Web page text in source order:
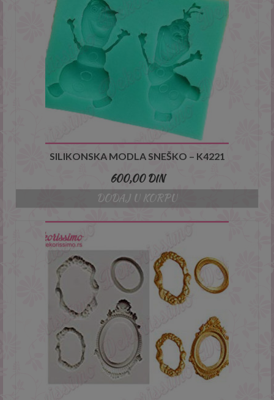
SILIKONSKA MODLA SNEŠKO – K4221
600,00DIN
DODAJ U KORPU